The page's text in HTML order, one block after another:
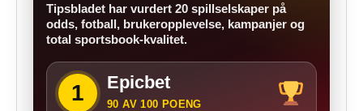
Tipsbladet har vurdert 20 spillselskaper på
odds, fotball, brukeropplevelse, kampanjer og
total sportsbook-kvalitet.
1 Epicbet
90 AV 100 POENG